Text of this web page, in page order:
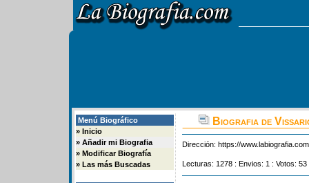
Menú Biográfico
» Inicio
» Añadir mi Biografia
» Modificar Biografía
» Las más Buscadas
Biografia de
Dirección: https://
Lecturas: 1278 : Envios: 1 : Votos: